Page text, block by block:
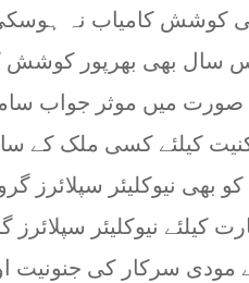
کوشش کامیاب نہ
سال بھی بھرپور
میں موثر جواب
کیلئے کسی ملک کے
بھی نیوکلیئر سپلائرز
کیلئے نیوکلیئر
سرکار کی جنونیت